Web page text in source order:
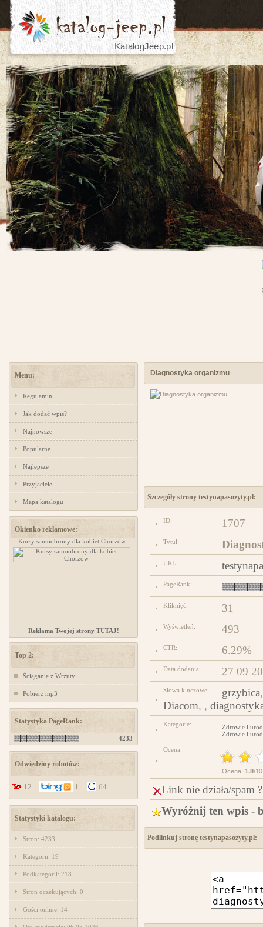
KatalogJeep.pl
Menu:
Regulamin
Jak dodać wpis?
Najnowsze
Popularne
Najlepsze
Przyjaciele
Mapa katalogu
Okienko reklamowe:
Kursy samoobrony dla kobiet Chorzów www.ministerstwogadzetow.com
Reklama Twojej strony TUTAJ!
Top 2:
Ściąganie z Wrzuty
Pobierz mp3
Statystyka PageRank:
4233
Odwiedziny robotów:
12 1 64
Statystyki katalogu:
Stron: 4233
Kategorii: 19
Podkategorii: 218
Stron oczekujących: 0
Gości online: 14
Diagnostyka organizmu
Szczegóły strony testynapasozyty.pl:
ID: 1707
Tytuł:
URL:
PageRank:
Kliknięć: 31
Wyświetleń: 493
CTR: 6.29%
Data dodania: 27 09
Słowa kluczowe: grzybica
Diacom, ,
Kategorie:
Zdrowie i
Zdrowie i
Ocena:
Ocena: 1.8/
Link nie działa/spam ?
Wyróżnij ten wpis -
Podlinkuj stronę testynapasozyty.pl: